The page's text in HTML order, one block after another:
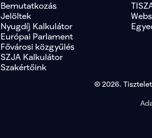
Bemutatkozás
Jelöltek
Nyugdíj Kalkulátor
Európai Parlament
Fővárosi közgyűlés
SZJA Kalkulátor
Szakértőink
© 2026.